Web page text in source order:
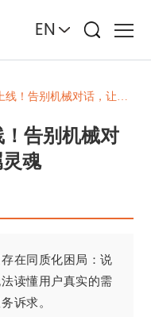
EN
械对话，让机器人拥有专属灵魂
告别机械对
魂
在同质化困局 ：说
读懂用户真实的需
诉求。